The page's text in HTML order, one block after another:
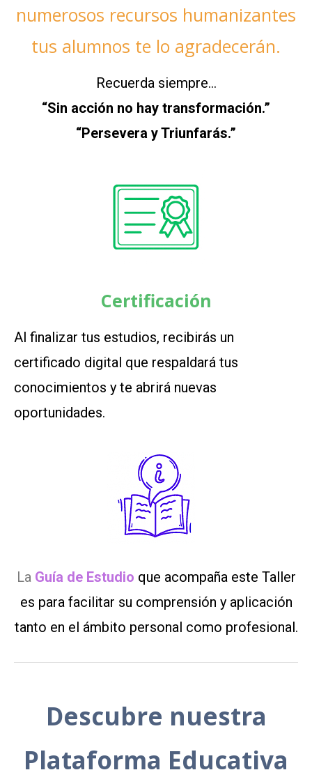
numerosos recursos humanizantes
tus alumnos te lo agradecerán.
Recuerda siempre…
“Sin acción no hay transformación.”
“Persevera y Triunfarás.”
Certificación
Al finalizar tus estudios, recibirás un
certificado digital que respaldará tus
conocimientos y te abrirá nuevas
oportunidades.
La Guía de Estudio que acompaña este Taller
es para facilitar su comprensión y aplicación
tanto en el ámbito personal como profesional.
Descubre nuestra
Plataforma Educativa